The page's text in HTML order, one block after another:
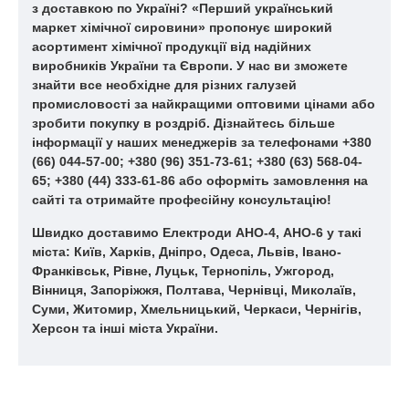
ГОСТ 9466-75
Е 50
з доставкою по Україні? «Перший український
маркет хімічної сировини» пропонує широкий
асортимент хімічної продукції від надійних
виробників України та Європи. У нас ви зможете
знайти все необхідне для різних галузей
промисловості за найкращими оптовими цінами або
зробити покупку в роздріб. Дізнайтесь більше
інформації у наших менеджерів за телефонами +380
(66) 044-57-00; +380 (96) 351-73-61; +380 (63) 568-04-
65; +380 (44) 333-61-86 або оформіть замовлення на
сайті та отримайте професійну консультацію!
Швидко доставимо Електроди АНО-4, АНО-6 у такі
міста: Київ, Харків, Дніпро, Одеса, Львів, Івано-
Франківськ, Рівне, Луцьк, Тернопіль, Ужгород,
Вінниця, Запоріжжя, Полтава, Чернівці, Миколаїв,
Суми, Житомир, Хмельницький, Черкаси, Чернігів,
Херсон та інші міста України.